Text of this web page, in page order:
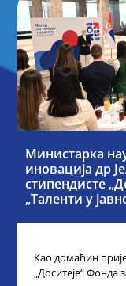
Министарка
иновација др
стипендисте
„Таленти у
Као домаћин
„Доситеје“ Фонда